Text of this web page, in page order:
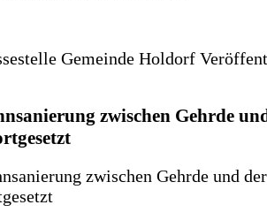
Gemeinde Holdorf
zwischen Gehrde